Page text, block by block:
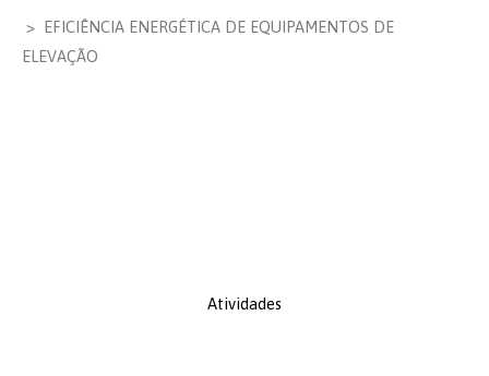
> EFICIÊNCIA ENERGÉTICA DE EQUIPAMENTOS DE
ELEVAÇÃO
Atividades